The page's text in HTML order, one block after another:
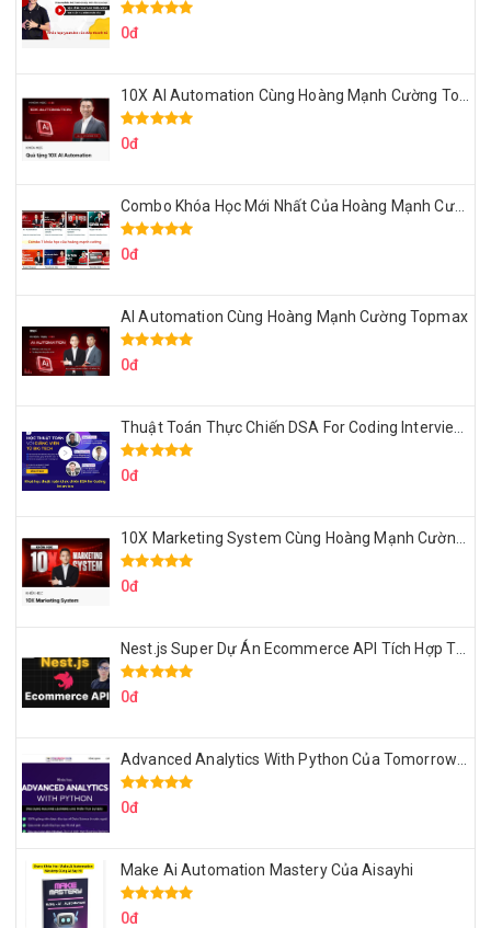
0đ
0đ
Combo Khóa Học Mới Nhất Của Hoàng Mạnh Cường
0đ
AI Automation Cùng Hoàng Mạnh Cường Topmax
0đ
0đ
0đ
0đ
0đ
Make Ai Automation Mastery Của Aisayhi
0đ